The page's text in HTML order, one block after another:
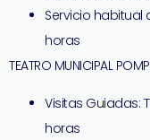
Servicio habitual
horas
TEATRO MUNICIPAL
Visitas Guiadas:
horas